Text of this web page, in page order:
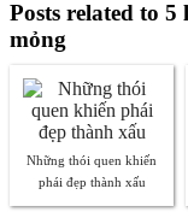
Posts related to
mỏng
Những thói quen khiến
phái đẹp thành xấu